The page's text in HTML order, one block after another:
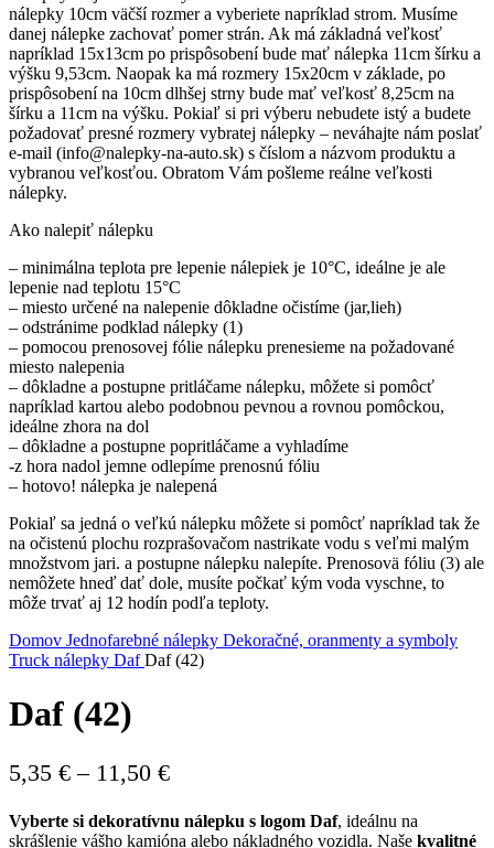
nálepky 10cm väčší rozmer a vyberiete napríklad strom. Musíme
danej nálepke zachovať pomer strán. Ak má základná veľkosť
napríklad 15x13cm po prispôsobení bude mať nálepka 11cm šírku a
výšku 9,53cm. Naopak ka má rozmery 15x20cm v základe, po
prispôsobení na 10cm dlhšej strny bude mať veľkosť 8,25cm na
šírku a 11cm na výšku. Pokiaľ si pri výberu nebudete istý a budete
požadovať presné rozmery vybratej nálepky – neváhajte nám poslať
e-mail (info@nalepky-na-auto.sk) s číslom a názvom produktu a
vybranou veľkosťou. Obratom Vám pošleme reálne veľkosti
nálepky.
Ako nalepiť nálepku
– minimálna teplota pre lepenie nálepiek je 10°C, ideálne je ale
lepenie nad teplotu 15°C
– miesto určené na nalepenie dôkladne očistíme (jar,lieh)
– odstránime podklad nálepky (1)
– pomocou prenosovej fólie nálepku prenesieme na požadované
miesto nalepenia
– dôkladne a postupne pritláčame nálepku, môžete si pomôcť
napríklad kartou alebo podobnou pevnou a rovnou pomôckou,
ideálne zhora na dol
– dôkladne a postupne popritláčame a vyhladíme
-z hora nadol jemne odlepíme prenosnú fóliu
– hotovo! nálepka je nalepená
Pokiaľ sa jedná o veľkú nálepku môžete si pomôcť napríklad tak že
na očistenú plochu rozprašovačom nastrikate vodu s veľmi malým
množstvom jari. a postupne nálepku nalepíte. Prenosovä fóliu (3) ale
nemôžete hneď dať dole, musíte počkať kým voda vyschne, to
môže trvať aj 12 hodín podľa teploty.
Domov Jednofarebné nálepky Dekoračné, oranmenty a symboly
Truck nálepky DafDaf (42)
Daf (42)
5,35 € – 11,50 €Price
5,35 €
Vyberte si dekoratívnu nálepku s logom Daf, ideálnu na
skrášlenie vášho kamióna alebo nákladného vozidla. Naše kvalitné